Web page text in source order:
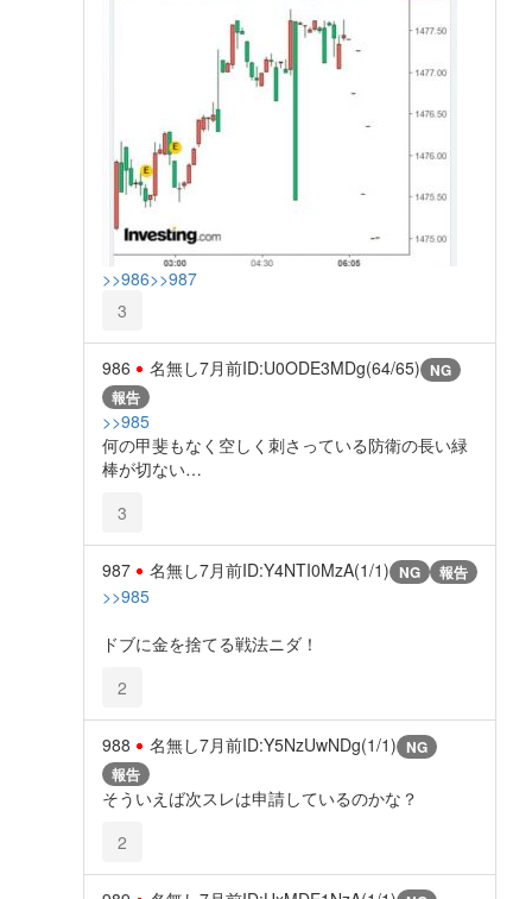
>>986>>987
3
986 名無し7月前ID:U0ODE3MDg(64/65) NG
報告
>>985
何の甲斐もなく空しく刺さっている防衛の長い緑
棒が切ない…
3
987 名無し7月前ID:Y4NTI0MzA(1/1) NG 報告
>>985
ドブに金を捨てる戦法ニダ！
2
988 名無し7月前ID:Y5NzUwNDg(1/1) NG
報告
そういえば次スレは申請しているのかな？
2